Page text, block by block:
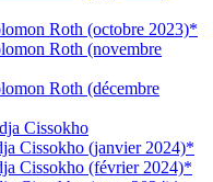
Roth (octobre 2023)*
Roth (novembre
Roth (décembre
Cissokho
Cissokho (janvier 2024)*
Cissokho (février 2024)*